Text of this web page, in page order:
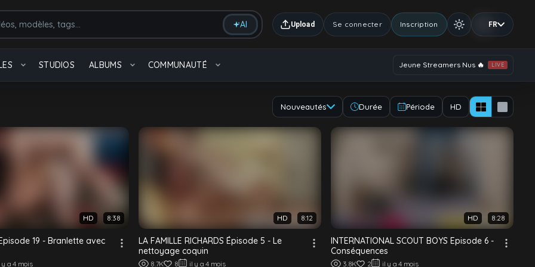
AI Upload Se connecter Inscription FR
STUDIOS ALBUMS COMMUNAUTÉ Jeune Streamers Nus 🔥 LIVE
massage Arabe
Tout voir
12 videos
Nouveautés Durée Période HD
HD 8:38
19 - Branlette avec
y a 4 mois
HD 8:12
LA FAMILLE RICHARDS Épisode 5 - Le
nettoyage coquin
8.7K 8 il y a 4 mois
HD 8:28
INTERNATIONAL SCOUT BOYS Episode 6 -
Conséquences
3.8K 2 il y a 4 mois